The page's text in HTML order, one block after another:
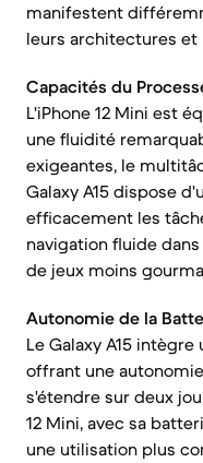
manifestent
leurs architectures
Capacités du
L'iPhone 12 Mini est
une fluidité
exigeantes, le
Galaxy A15 dispose
efficacement les
navigation fluide
de jeux moins
Autonomie de la
Le Galaxy A15
offrant une
s'étendre sur deux
12 Mini, avec sa
une utilisation plus